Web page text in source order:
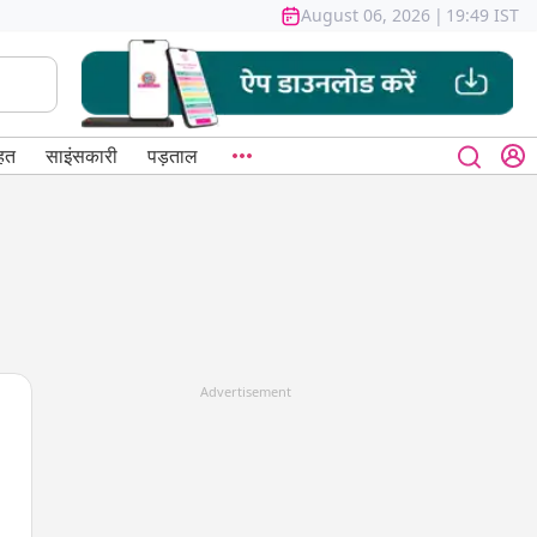
August 06, 2026 | 19:49 IST
साइंसकारी पड़ताल
Advertisement